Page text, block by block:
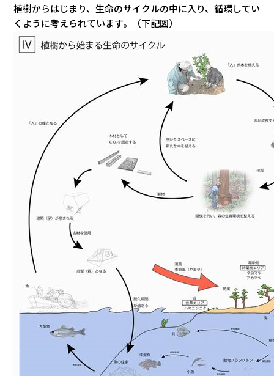
植樹からはじまり、生命のサイクルの中に入り、循環してい
くように考えられています。（下記図）